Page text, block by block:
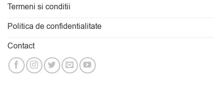
Termeni si conditii
Politica de confidentialitate
Contact